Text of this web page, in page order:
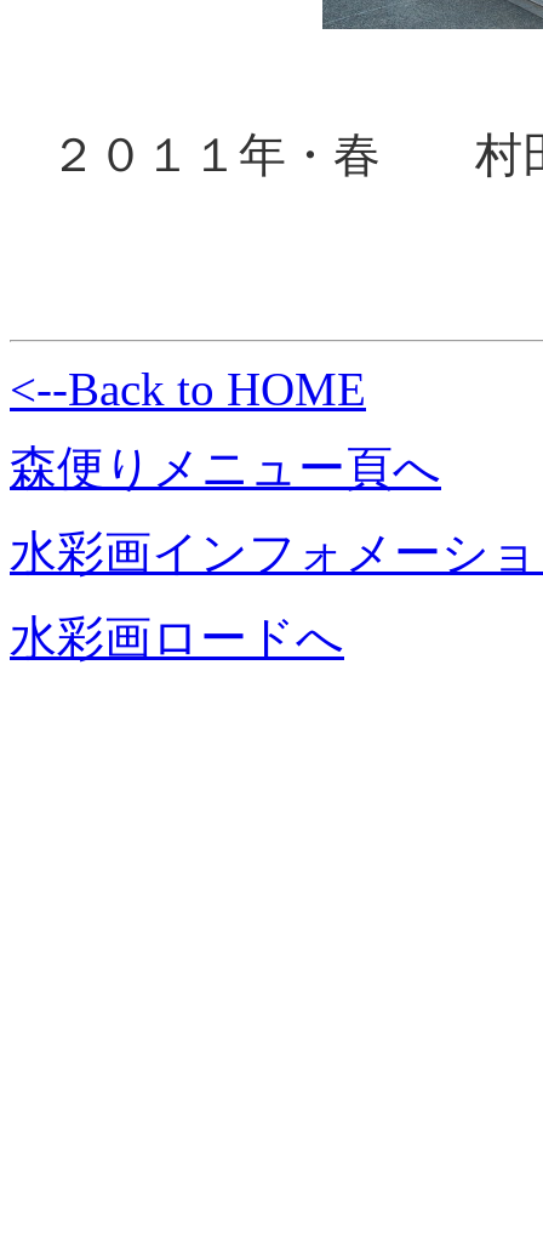
２０１１年・春 村
<--Back to HOME
森便りメニュー頁へ
水彩画インフォメーシ
水彩画ロードへ